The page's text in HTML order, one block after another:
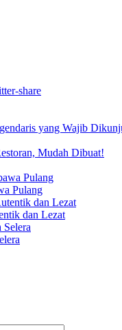
yang Wajib
Mudah Dibuat!
Pulang
dan Lezat